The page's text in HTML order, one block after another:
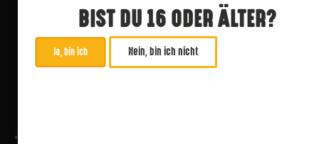
*
BIST DU 16 ODER ÄLTER?
Ja, bin ich Nein, bin ich nicht